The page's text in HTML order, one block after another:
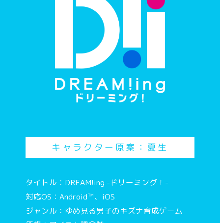
キャラクター原案：夏生
タイトル：DREAM!ing -ドリーミング！-
対応OS：Android™、iOS
ジャンル：ゆめ見る男子のキズナ育成ゲーム